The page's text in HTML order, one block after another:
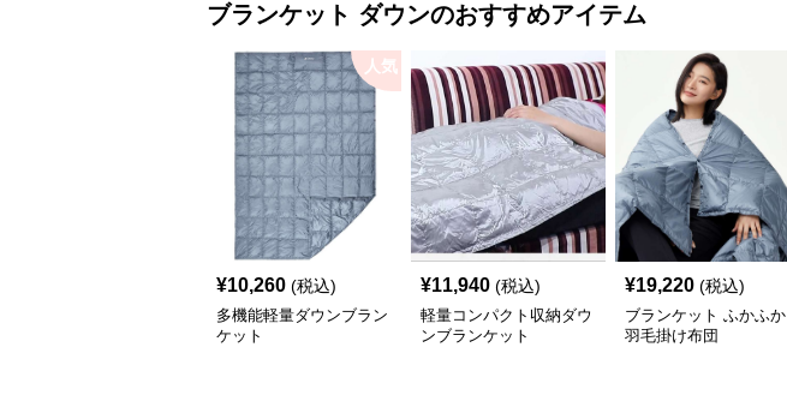
ブランケット ダウンのおすすめアイテム
人気
¥10,260 (税込)
多機能軽量ダウンブラン
ケット
¥11,940 (税込)
軽量コンパクト収納ダウ
ンブランケット
¥19,220 (税込)
ブランケット ふかふか
羽毛掛け布団